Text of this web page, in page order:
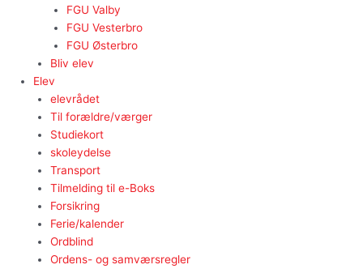
FGU Valby
FGU Vesterbro
FGU Østerbro
Bliv elev
Elev
elevrådet
Til forældre/værger
Studiekort
skoleydelse
Transport
Tilmelding til e-Boks
Forsikring
Ferie/kalender
Ordblind
Ordens- og samværsregler